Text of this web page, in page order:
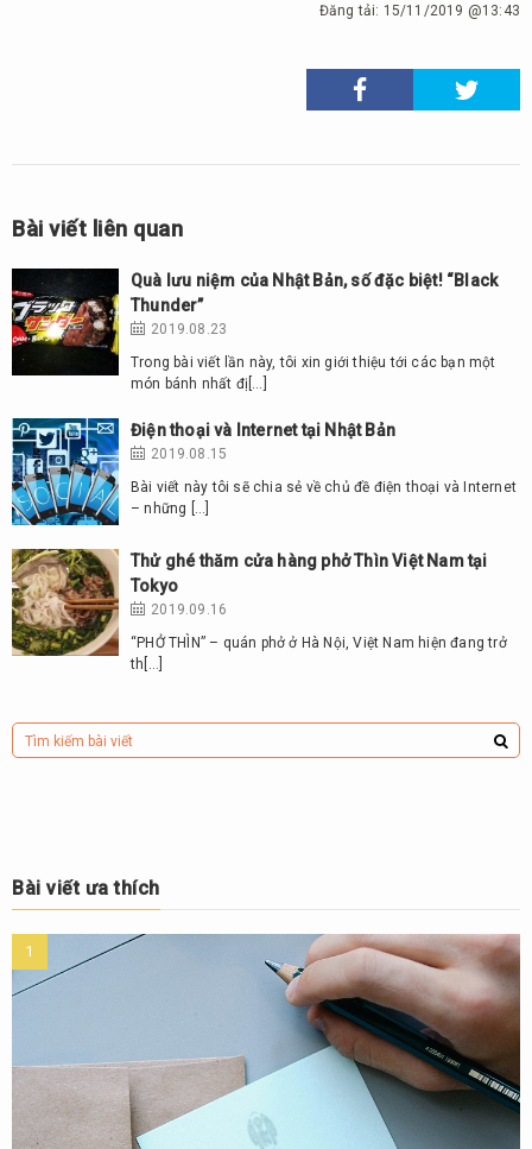
Đăng tải: 15/11/2019 @13:43
Bài viết liên quan
Quà lưu niệm của Nhật Bản, số đặc biệt! “Black
Thunder”
2019.08.23
Trong bài viết lần này, tôi xin giới thiệu tới các bạn một
món bánh nhất đị[…]
Điện thoại và Internet tại Nhật Bản
2019.08.15
Bài viết này tôi sẽ chia sẻ về chủ đề điện thoại và Internet
– những […]
Thử ghé thăm cửa hàng phở Thìn Việt Nam tại
Tokyo
2019.09.16
“PHỞ THÌN” – quán phở ở Hà Nội, Việt Nam hiện đang trở
th[…]
Bài viết ưa thích